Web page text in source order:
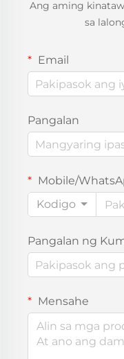
Ang aming
sa
Email
Pangalan
Mobile/
Kodigo
Pangalan ng
Mensahe